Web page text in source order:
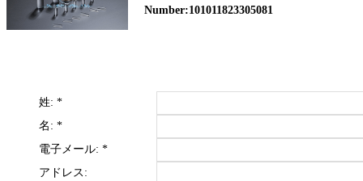
Number:101011823305081
姓: *
名: *
電子メール: *
アドレス: